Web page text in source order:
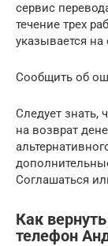
сервис
течение трех
указывается на
Сообщить об
Следует знать,
на возврат
Соглашаться
Как
телефон